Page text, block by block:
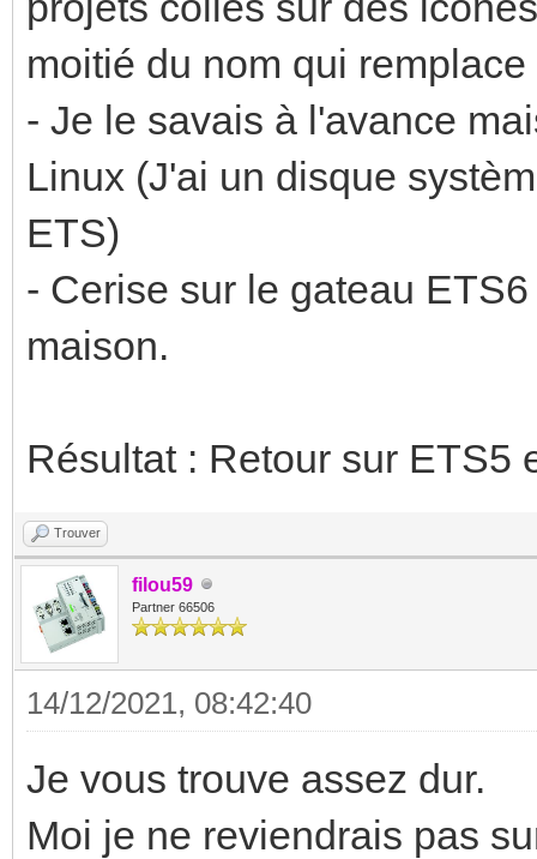
moitié du nom qui
- Je le savais à l'avance
Linux (J'ai un disque
ETS)
- Cerise sur le gateau
maison.
Résultat : Retour sur ETS5
Trouver
filou59
Partner 66506
14/12/2021, 08:42:40
Je vous trouve assez dur.
Moi je ne reviendrais pas